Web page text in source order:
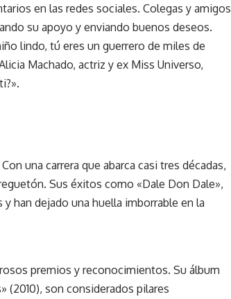
en las redes sociales. Colegas y amigos
su apoyo y enviando buenos deseos.
lindo, tú eres un guerrero de miles de
Machado, actriz y ex Miss Universo,
una carrera que abarca casi tres décadas,
Sus éxitos como «Dale Don Dale»,
han dejado una huella imborrable en la
premios y reconocimientos. Su álbum
(2010), son considerados pilares